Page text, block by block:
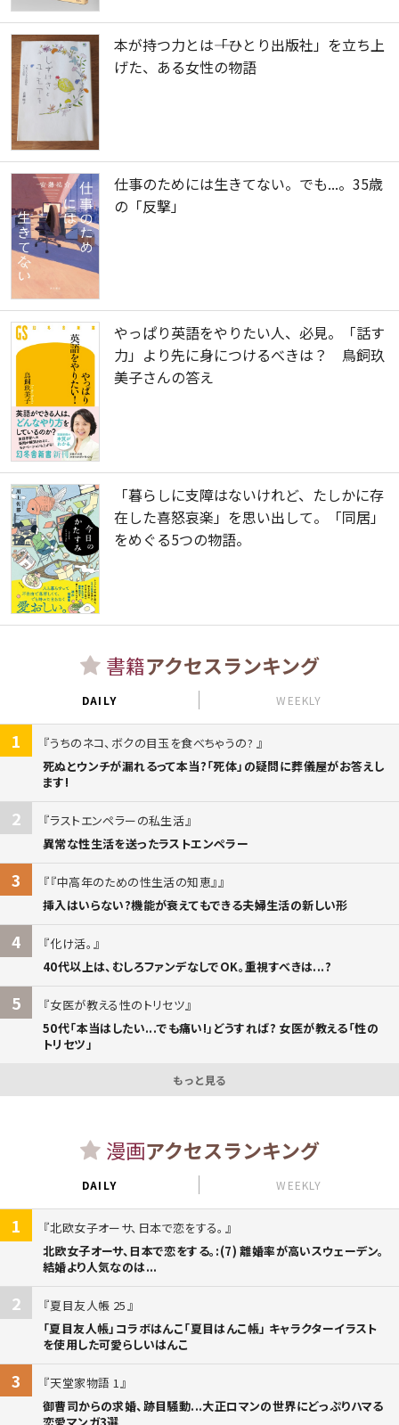
本が持つ力とは――「ひとり出版社」を立ち上
げた、ある女性の物語
仕事のためには生きてない。でも...。35歳
の「反撃」
やっぱり英語をやりたい人、必見。「話す
力」より先に身につけるべきは？ 鳥飼玖
美子さんの答え
「暮らしに支障はないけれど、たしかに存
在した喜怒哀楽」を思い出して。「同居」
をめぐる5つの物語。
書籍アクセスランキング
DAILY WEEKLY
1
うちのネコ、ボクの目玉を食べちゃうの?
死ぬとウンチが漏れるって本当?「死体」の疑問に葬儀屋がお答えし
ます!
2
ラストエンペラーの私生活
異常な性生活を送ったラストエンペラー
3
『中高年のための性生活の知恵』
挿入はいらない?機能が衰えてもできる夫婦生活の新しい形
4
化け活。
40代以上は、むしろファンデなしでOK。重視すべきは...?
5
女医が教える性のトリセツ
50代「本当はしたい...でも痛い!」どうすれば? 女医が教える「性の
トリセツ」
もっと見る
漫画アクセスランキング
DAILY WEEKLY
1
北欧女子オーサ、日本で恋をする。
北欧女子オーサ、日本で恋をする。:(7) 離婚率が高いスウェーデン。
結婚より人気なのは...
2
夏目友人帳 25
「夏目友人帳」コラボはんこ「夏目はんこ帳」 キャラクターイラスト
を使用した可愛らしいはんこ
3
天堂家物語 1
御曹司からの求婚、跡目騒動...大正ロマンの世界にどっぷりハマる